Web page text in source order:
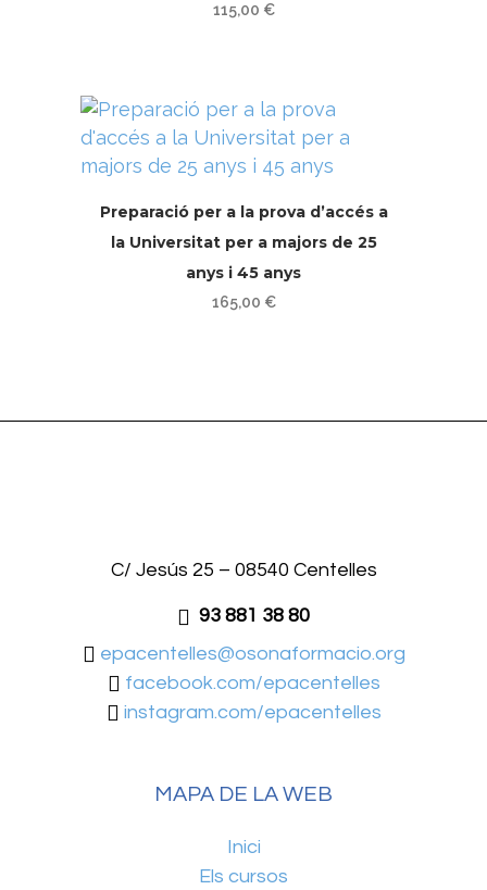
115,00 €
Preparació per a la prova d’accés a
la Universitat per a majors de 25
anys i 45 anys
165,00 €
C/ Jesús 25 – 08540 Centelles
93 881 38 80
epacentelles@osonaformacio.org
facebook.com/epacentelles
instagram.com/epacentelles
MAPA DE LA WEB
Inici
Els cursos